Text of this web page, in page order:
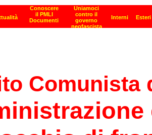
Comunista